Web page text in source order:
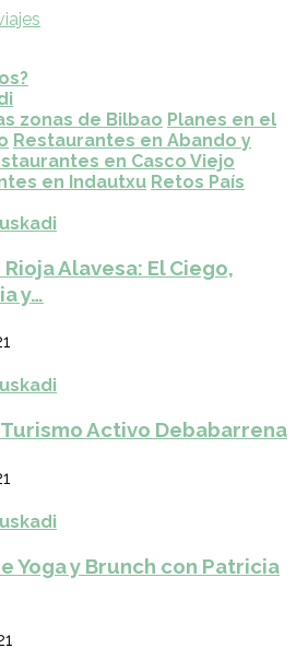
zonas de Bilbao Planes en el
Restaurantes en Abando y
en Casco Viejo
en Indautxu Retos País
Alavesa: El Ciego,
y…
Activo Debabarrena
Yoga y Brunch con Patricia